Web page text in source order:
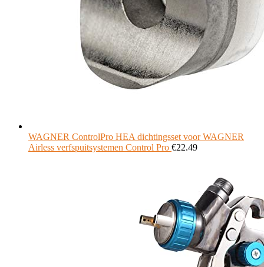
WAGNER ControlPro HEA dichtingsset voor WAGNER
Airless verfspuitsystemen Control Pro €22.49